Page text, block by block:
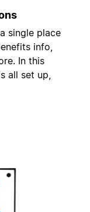
single place
info,
In this
all set up,